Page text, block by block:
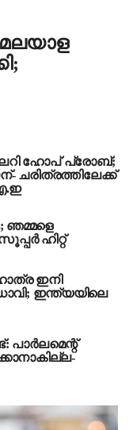
ഹോപ് പ്രോബ്;
ചരിത്രത്തിലേക്ക്
ഞമ്മളെ
ഹിറ്റ്
ഇനി
ഇന്ത്യയിലെ
പാര്‍ലമെന്റ്